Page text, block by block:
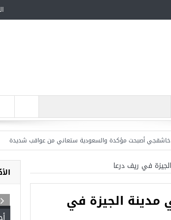
أصبحت مؤكدة والسعودية ستعاني من عواقب شديدة
في ريف درعا
الجيزة في